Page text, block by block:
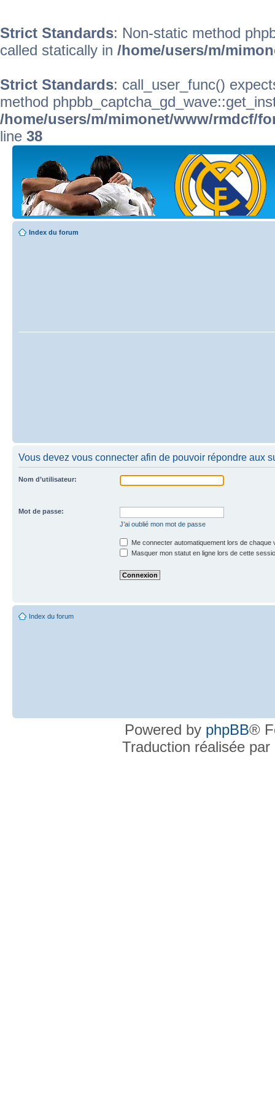
Strict Standards: Non-static method
called statically in /home/users/m/
Strict Standards: call_user_func()
method
/home/users/m/mimonet/www/rmdcf/
line 38
Index du forum
Vous devez vous connecter afin de pouvoir répondre aux
Nom d’utilisateur:
Mot de passe:
J’ai oublié mon mot de passe
Me connecter automatiquement lors de chaque
Masquer mon statut en ligne lors de cette
Index du forum
Powered by phpBB®
Traduction réalisée par